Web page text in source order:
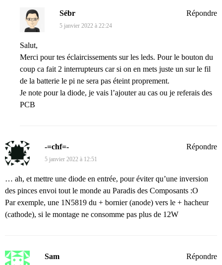
Sébr
5 janvier 2022 à 22:24
Salut,
Merci pour tes éclaircissements sur les leds. Pour le bouton du
coup ca fait 2 interrupteurs car si on en mets juste un sur le fil
de la batterie le pi ne sera pas éteint proprement.
Je note pour la diode, je vais l’ajouter au cas ou je referais des
PCB
Répondre
-=chf=-
5 janvier 2022 à 12:51
… ah, et mettre une diode en entrée, pour éviter qu’une inversion
des pinces envoi tout le monde au Paradis des Composants :O
Par exemple, une 1N5819 du + bornier (anode) vers le + hacheur
(cathode), si le montage ne consomme pas plus de 12W
Répondre
Sam Répondre